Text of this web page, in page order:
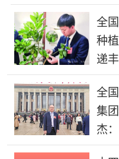
全
种
递
全
集
杰
良策